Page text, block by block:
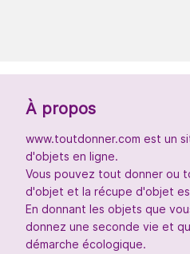
À propos
www.toutdonner.com est un
d'objets en ligne.
Vous pouvez tout donner ou
d'objet et la récupe d'objet
En donnant les objets que
donnez une seconde vie et
démarche écologique.